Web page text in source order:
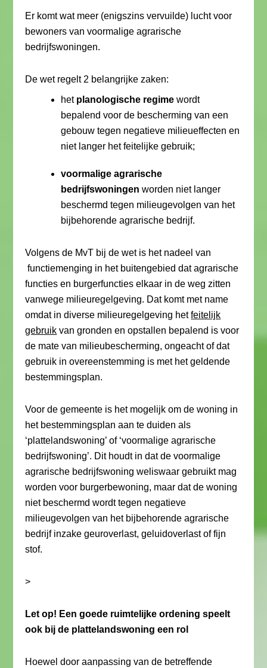
Er komt wat meer (enigszins vervuilde) lucht voor
bewoners van voormalige agrarische
bedrijfswoningen.
De wet regelt 2 belangrijke zaken:
het planologische regime wordt
bepalend voor de bescherming van een
gebouw tegen negatieve milieueffecten en
niet langer het feitelijke gebruik;
voormalige agrarische
bedrijfswoningen worden niet langer
beschermd tegen milieugevolgen van het
bijbehorende agrarische bedrijf.
Volgens de MvT bij de wet is het nadeel van
functiemenging in het buitengebied dat agrarische
functies en burgerfuncties elkaar in de weg zitten
vanwege milieuregelgeving. Dat komt met name
omdat in diverse milieuregelgeving hetfeitelijk
gebruik van gronden en opstallen bepalend is voor
de mate van milieubescherming, ongeacht of dat
gebruik in overeenstemming is met het geldende
bestemmingsplan.
Voor de gemeente is het mogelijk om de woning in
het bestemmingsplan aan te duiden als
‘plattelandswoning’ of ‘voormalige agrarische
bedrijfswoning’. Dit houdt in dat de voormalige
agrarische bedrijfswoning weliswaar gebruikt mag
worden voor burgerbewoning, maar dat de woning
niet beschermd wordt tegen negatieve
milieugevolgen van het bijbehorende agrarische
bedrijf inzake geuroverlast, geluidoverlast of fijn
stof.
>
Let op! Een goede ruimtelijke ordening speelt
ook bij de plattelandswoning een rol
Hoewel door aanpassing van de betreffende